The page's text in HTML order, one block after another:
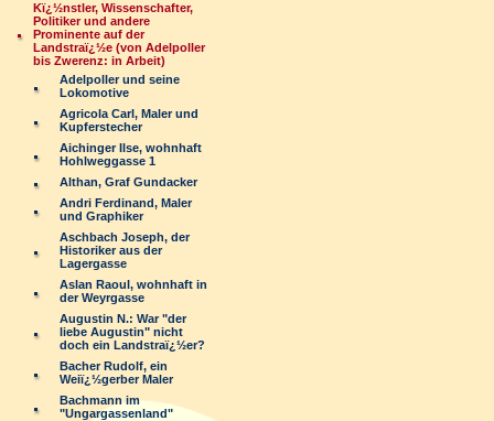
Kï¿½nstler, Wissenschafter,
Politiker und andere
Prominente auf der
Landstraï¿½e (von Adelpoller
bis Zwerenz: in Arbeit)
Adelpoller und seine
Lokomotive
Agricola Carl, Maler und
Kupferstecher
Aichinger Ilse, wohnhaft
Hohlweggasse 1
Althan, Graf Gundacker
Andri Ferdinand, Maler
und Graphiker
Aschbach Joseph, der
Historiker aus der
Lagergasse
Aslan Raoul, wohnhaft in
der Weyrgasse
Augustin N.: War "der
liebe Augustin" nicht
doch ein Landstraï¿½er?
Bacher Rudolf, ein
Weiï¿½gerber Maler
Bachmann im
"Ungargassenland"